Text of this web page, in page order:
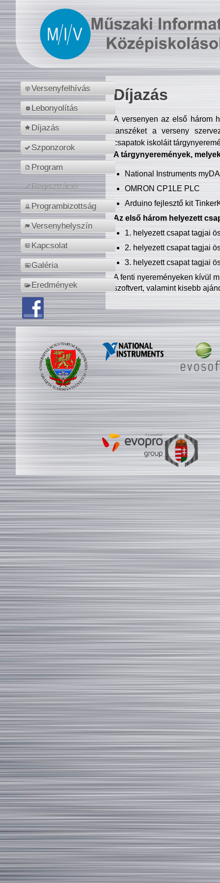
Versenyfelhívás
Lebonyolítás
Díjazás
Szponzorok
Program
Regisztráció
Programbizottság
Versenyhelyszín
Kapcsolat
Galéria
Eredmények
Díjazás
A versenyen az első három
tanszéket a verseny
csapatok iskoláit
A tárgynyeremények,
National Instruments
OMRON CP1LE PLC
Arduino fejlesztő kit
Az első három helyezett
1. helyezett csapat tagjai
2. helyezett csapat tagjai
3. helyezett csapat tagjai
A fenti nyereményeken kívül
szoftvert, valamint kisebb